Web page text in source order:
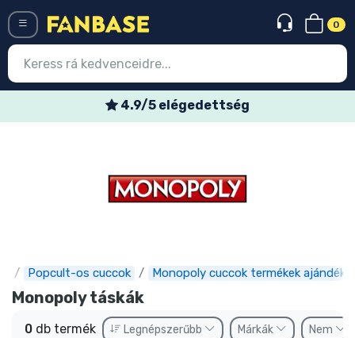
0
4.9/5 elégedettség
Popcult-os cuccok Monopoly cuccok termékek
Monopoly táskák
0 db termék Legnépszerűbb Márkák Nem
Legújabb cuccok
Előrendelhető cuccok
Outlet cuccok